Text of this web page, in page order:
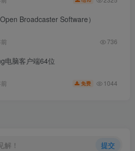
Broadcaster Software）
736
电脑客户端64位
免费 1044
解！ 提交